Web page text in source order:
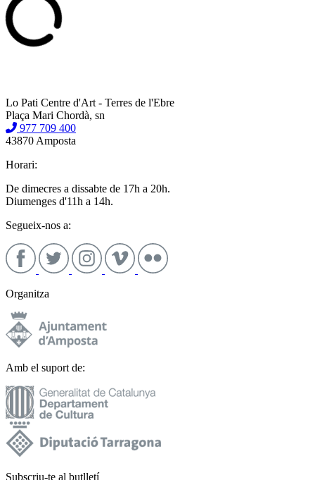
Lo Pati Centre d'Art - Terres de l'Ebre
Plaça Mari Chordà, sn
977 709 400
43870 Amposta
Horari:
De dimecres a dissabte de 17h a 20h.
Diumenges d'11h a 14h.
Segueix-nos a:
Organitza
Amb el suport de:
Subscriu-te al butlletí